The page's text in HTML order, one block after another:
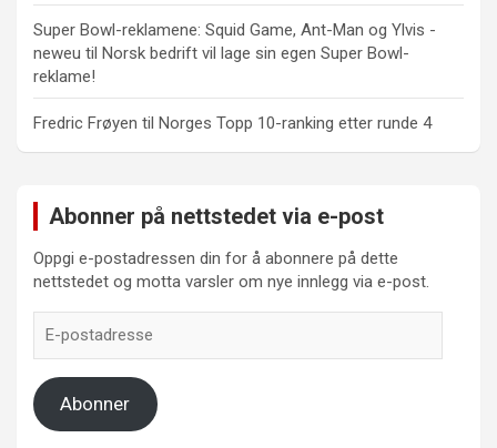
Super Bowl-reklamene: Squid Game, Ant-Man og Ylvis -
neweu til Norsk bedrift vil lage sin egen Super Bowl-
reklame!
Fredric Frøyen til Norges Topp 10-ranking etter runde 4
Abonner på nettstedet via e-post
Oppgi e-postadressen din for å abonnere på dette
nettstedet og motta varsler om nye innlegg via e-post.
postadresse
Abonner